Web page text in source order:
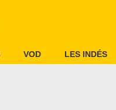
VOD LES INDÉS